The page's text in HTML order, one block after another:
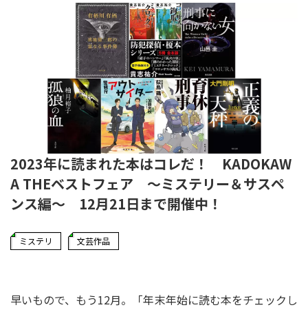
2023年に読まれた本はコレだ！ KADOKAW
A THEベストフェア ～ミステリー＆サスペ
ンス編～ 12月21日まで開催中！
ミステリ 文芸作品
早いもので、もう12月。「年末年始に読む本をチェックし